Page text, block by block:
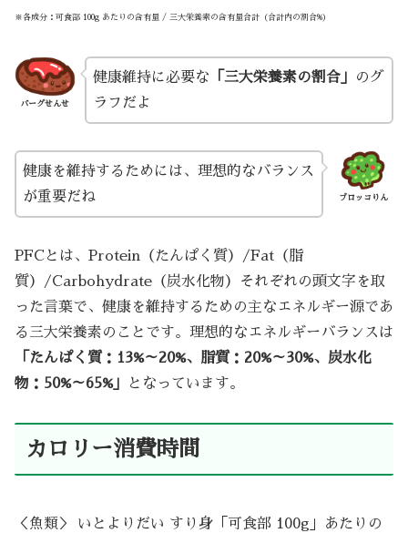
※各成分：可食部 100g あたりの含有量 / 三大栄養素の含有量合計（合計内の割合%）
バーグせんせ
健康維持に必要な 「三大栄養素の割合」
のグ
ラフだよ
ブロッコりん
健康を維持するためには、理想的なバランス
が重要だね
PFCとは、Protein（たんぱく質）/Fat（脂
質）/Carbohydrate（炭水化物）それぞれの頭文字を取
った言葉で、健康を維持するための主なエネルギー源であ
る三大栄養素のことです。理想的なエネルギーバランスは
「たんぱく質：13%～20%、脂質：20%～30%、炭水化
物：50%～65%」
となっています。
カロリー消費時間
＜魚類＞ いとよりだい すり身「可食部 100g」あたりの